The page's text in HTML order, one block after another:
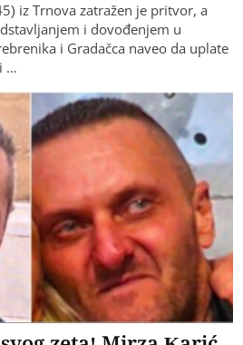
iz Trnova zatražen je pritvor, a
i dovođenjem u
i Gradačca naveo da uplate
…